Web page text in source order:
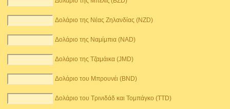
Δολάριο της Νέας Ζηλανδίας (NZD)
Δολάριο της Ναμίμπια (NAD)
Δολάριο της Τζαμάικα (JMD)
Δολάριο του Μπρουνέι (BND)
Δολάριο του Τρινιδάδ και Τομπάγκο (TTD)